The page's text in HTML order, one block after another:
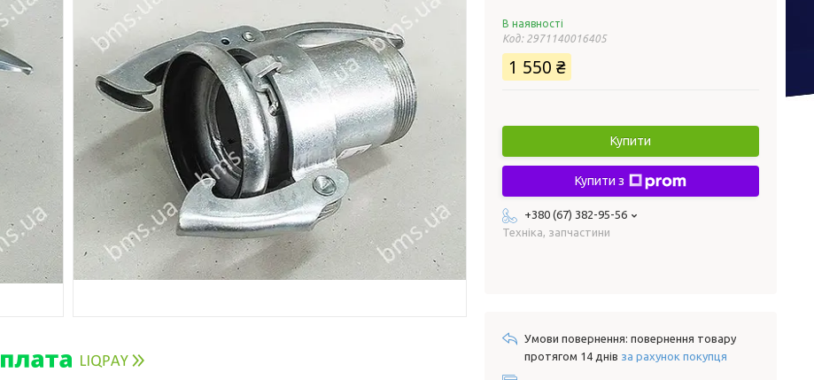
В наявності
Код: 2971140016405
1 550 ₴
Купити
Купити з
+380 (67) 382-95-56
Техніка, запчастини
повернення товару
протягом 14 днів за рахунок покупця